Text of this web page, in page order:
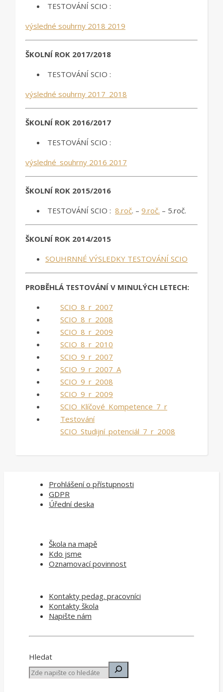
TESTOVÁNÍ SCIO :
výsledné souhrny 2018 2019
ŠKOLNÍ ROK 2017/2018
TESTOVÁNÍ SCIO :
výsledné souhrny 2017_2018
ŠKOLNÍ ROK 2016/2017
TESTOVÁNÍ SCIO :
výsledné_souhrny 2016 2017
ŠKOLNÍ ROK 2015/2016
TESTOVÁNÍ SCIO : 8.roč. – 9.roč. – 5.roč.
ŠKOLNÍ ROK 2014/2015
SOUHRNNÉ VÝSLEDKY TESTOVÁNÍ SCIO
PROBĚHLÁ TESTOVÁNÍ V MINULÝCH LETECH:
SCIO_8_r_2007
SCIO_8_r_2008
SCIO_8_r_2009
SCIO_8_r_2010
SCIO_9_r_2007
SCIO_9_r_2007_A
SCIO_9_r_2008
SCIO_9_r_2009
SCIO_Klíčové_Kompetence_7_r
Testování
SCIO_Studijní_potenciál_7_r_2008
Prohlášení o přístupnosti
GDPR
Úřední deska
Škola na mapě
Kdo jsme
Oznamovací povinnost
Kontakty pedag. pracovníci
Kontakty škola
Napište nám
Hledat